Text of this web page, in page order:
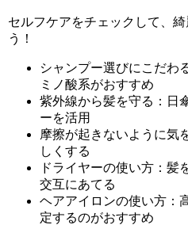
セルフケアをチェックして、
う！
シャンプー選びにこだわ
ミノ酸系がおすすめ
紫外線から髪を守る：日
ーを活用
摩擦が起きないように気
しくする
ドライヤーの使い方：髪
交互にあてる
ヘアアイロンの使い方
定するのがおすすめ